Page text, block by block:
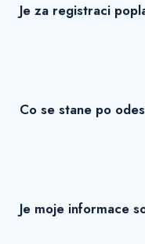
Je za registraci
Co se stane po
Je moje informace